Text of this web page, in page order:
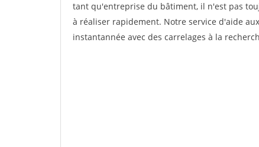
tant qu'entreprise du bâtiment, il n'est pas
à réaliser rapidement. Notre service d'aide
instantannée avec des carrelages à la